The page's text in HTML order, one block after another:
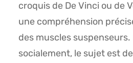
croquis de De Vinci ou de
une compréhension
des muscles
socialement, le sujet est